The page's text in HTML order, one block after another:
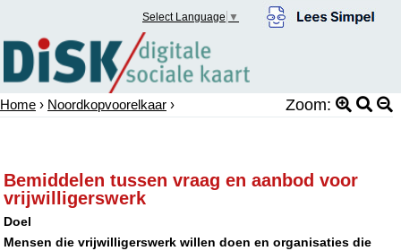
Select Language ▼
Home › Noordkopvoorelkaar › Zoom:
Bemiddelen tussen vraag en aanbod voor
vrijwilligerswerk
Doel
Mensen die vrijwilligerswerk willen doen en organisaties die